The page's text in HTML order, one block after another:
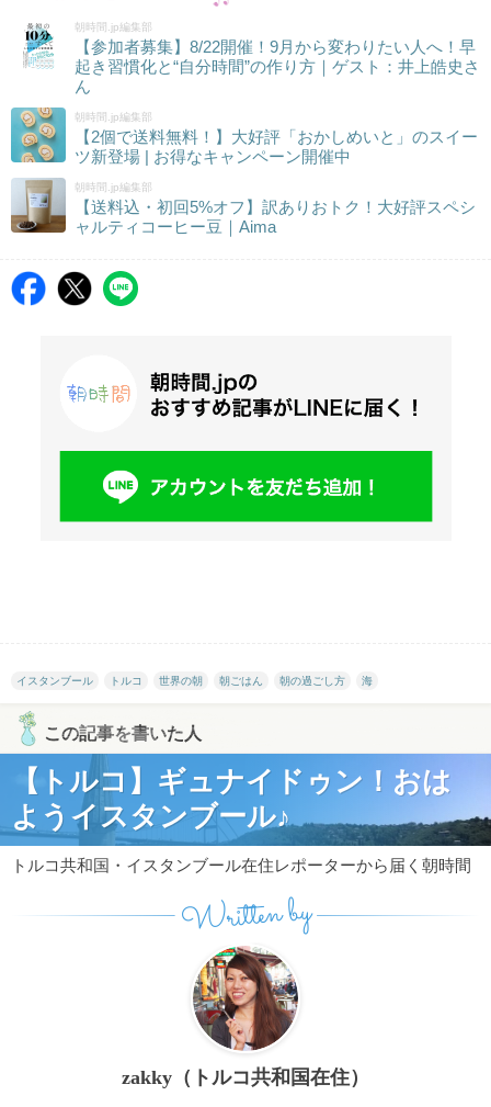
朝時間.jp編集部
【参加者募集】8/22開催！9月から変わりたい人へ！早
起き習慣化と“自分時間”の作り方｜ゲスト：井上皓史さ
ん
朝時間.jp編集部
【2個で送料無料！】大好評「おかしめいと」のスイー
ツ新登場 | お得なキャンペーン開催中
朝時間.jp編集部
【送料込・初回5%オフ】訳ありおトク！大好評スペシ
ャルティコーヒー豆｜Aima
イスタンブール トルコ 世界の朝 朝ごはん 朝の過ごし方 海
この記事を書いた人
【トルコ】ギュナイドゥン！おは
ようイスタンブール♪
トルコ共和国・イスタンブール在住レポーターから届く朝時間
Written by
zakky（トルコ共和国在住）